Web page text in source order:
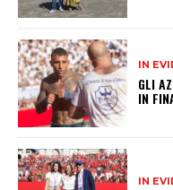
IN
GLI
IN
IN